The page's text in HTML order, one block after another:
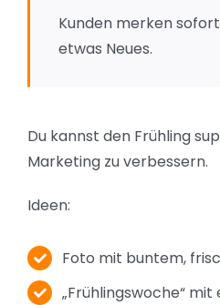
Du kannst den Frühling
Marketing zu verbessern.
Ideen:
Foto mit buntem,
„Frühlingswoche“
Kunden merken
etwas Neues.